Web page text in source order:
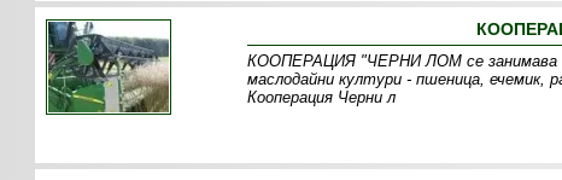
КООПЕРАЦИЯ "ЧЕРНИ ЛОМ се занимава
маслодайни култури - пшеница, ечемик,
Кооперация Черни л